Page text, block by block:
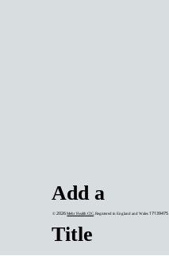
Add a
Title
© 2026Mehr Health CIC. Registered in England and Wales 17139475